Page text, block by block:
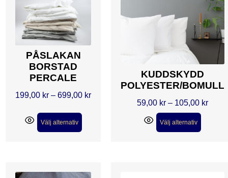
PÅSLAKAN
BORSTAD
PERCALE
199,00 kr – 699,00 kr
Välj alternativ
KUDDSKYDD
POLYESTER/BOMULL
59,00 kr – 105,00 kr
Välj alternativ